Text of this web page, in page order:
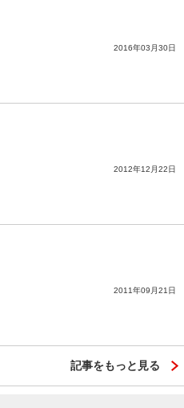
2016年03月30日
2012年12月22日
2011年09月21日
記事をもっと見る